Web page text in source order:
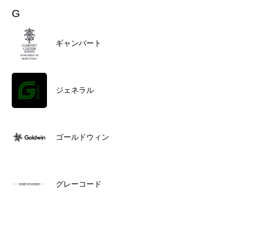
G
ギャンバート
ジェネラル
ゴールドウィン
グレーコード